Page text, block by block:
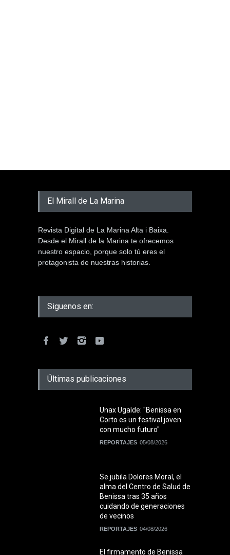
El Mirall de La Marina
Revista Digital de La Marina Alta i Baixa.
Desde el Mirall de la Marina te ofrecemos
nuestro espacio, porque solo tú eres el
protagonista de nuestras historias.
Siguenos en:
Últimas publicaciones
Unax Ugalde: "Benissa en
Corto es un festival joven
con mucho futuro"
REPORTAJES 05/08/2026
Se jubila Dolores Moral, el
alma del Centro de Salud de
Benissa tras 35 años
cuidando de generaciones
de vecinos
REPORTAJES 04/08/2026
El firmamento de Benissa